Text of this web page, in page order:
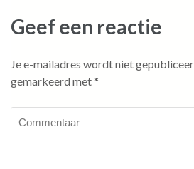
Geef een reactie
Je e-mailadres wordt niet
gemarkeerd met*